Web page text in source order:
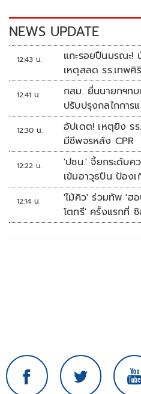
k k
NEWS UPDATE
12:43 น.
แกะรอยปืนมรณะ!
เหตุสลด รร.เทพ
12:41 น.
กสม. ยื่นนายกฯท
ปรับปรุงกลไกการ
12:30 น.
อัปเดต! เหตุยิง ร
มีชีพจรหลัง CPR
12:22 น.
'ปชน.' จี้ยกระดับค
เข้มอาวุธปืน ป้องเ
12:14 น.
'ไม้คิว' ร่วมทัพ 'ฮ
โตทรี' ครั้งแรกที่ ซิ